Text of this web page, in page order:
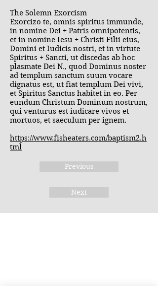
The Solemn Exorcism
Exorcizo te, omnis spiritus immunde,
in nomine Dei + Patris omnipotentis,
et in nomine Iesu + Christi Filii eius,
Domini et Iudicis nostri, et in virtute
Spiritus + Sancti, ut discedas ab hoc
plasmate Dei N., quod Dominus noster
ad templum sanctum suum vocare
dignatus est, ut fiat templum Dei vivi,
et Spiritus Sanctus habitet in eo. Per
eundum Christum Dominum nostrum,
qui venturus est iudicare vivos et
mortuos, et saeculum per ignem.
https://www.fisheaters.com/baptism2.h
tml
Previous
Next